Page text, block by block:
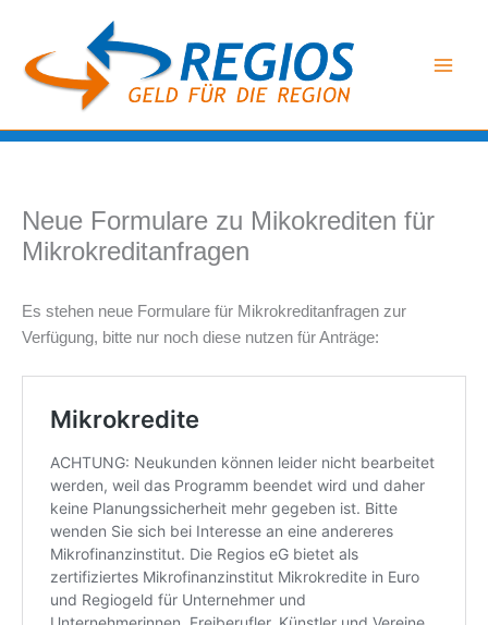
springen
Neue Formulare zu Mikokrediten für
Mikrokreditanfragen
Es stehen neue Formulare für Mikrokreditanfragen zur
Verfügung, bitte nur noch diese nutzen für Anträge: